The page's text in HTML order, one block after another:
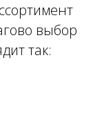
выбор
так: